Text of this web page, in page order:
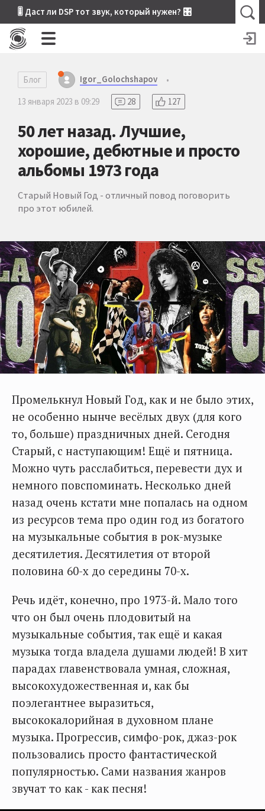
🎚 Даст ли DSP тот звук, который нужен? 🎛
Блог Igor_Golochshapov
•
13 января 2023 в 09:29
28 127
50 лет назад. Лучшие,
хорошие, дебютные и просто
альбомы 1973 года
Старый Новый Год - отличный повод поговорить
про этот юбилей.
Промелькнул Новый Год, как и не было этих,
не особенно нынче весёлых двух (для кого
то, больше) праздничных дней. Сегодня
Старый, с наступающим! Ещё и пятница.
Можно чуть расслабиться, перевести дух и
немного повспоминать. Несколько дней
назад очень кстати мне попалась на одном
из ресурсов тема про один год из богатого
на музыкальные события в рок-музыке
десятилетия. Десятилетия от второй
половина 60-х до середины 70-х.
Речь идёт, конечно, про 1973-й. Мало того
что он был очень плодовитый на
музыкальные события, так ещё и какая
музыка тогда владела душами людей! В хит
парадах главенствовала умная, сложная,
высокохудожественная и, как бы
поэлегантнее выразиться,
высококалорийная в духовном плане
музыка. Прогрессив, симфо-рок, джаз-рок
пользовались просто фантастической
популярностью. Сами названия жанров
звучат то как - как песня!